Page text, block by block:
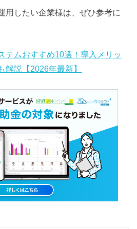
用したい企業様は、ぜひ参考に
テムおすすめ10選！導入メリッ
解説【2026年最新】